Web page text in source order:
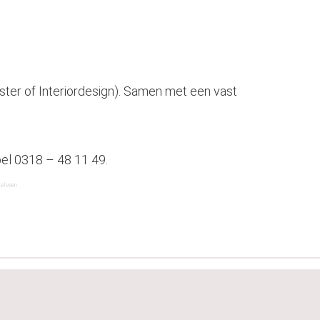
of Interiordesign). Samen met een vast
0318 – 48 11 49